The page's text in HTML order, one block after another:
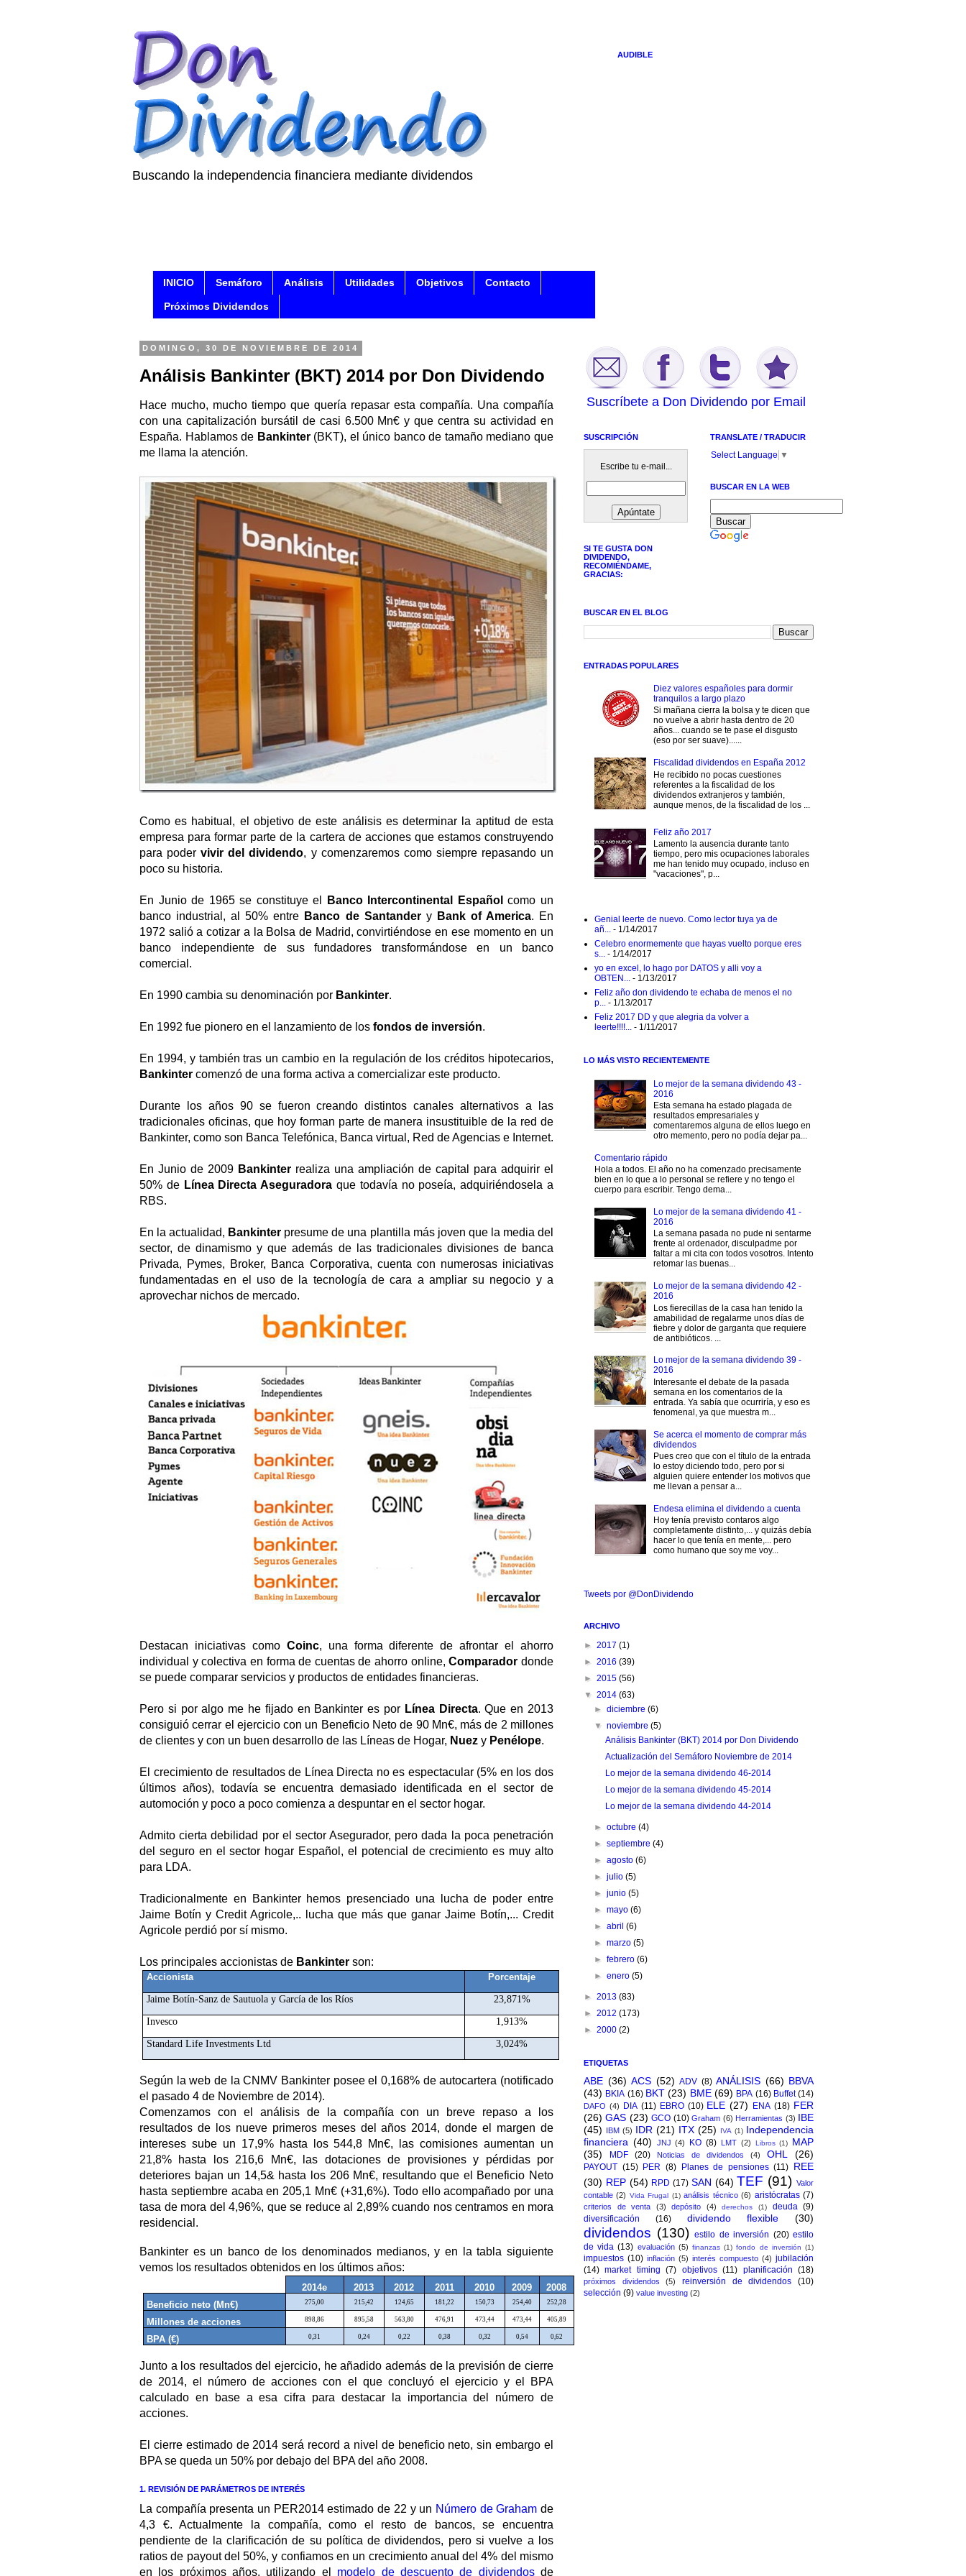
Buscando la independencia financiera mediante dividendos
AUDIBLE
INICIO Semáforo Análisis Utilidades Objetivos Contacto
Próximos Dividendos
DOMINGO, 30 DE NOVIEMBRE DE 2014
Análisis Bankinter (BKT) 2014 por Don Dividendo
Hace mucho, mucho tiempo que quería repasar esta compañía. Una compañía
con una capitalización bursátil de casi 6.500 Mn€ y que centra su actividad en
España. Hablamos de Bankinter(BKT), el único banco de tamaño mediano que
me llama la atención.
Como es habitual, el objetivo de este análisis es determinar la aptitud de esta
empresa para formar parte de la cartera de acciones que estamos construyendo
para podervivir del dividendo, y comenzaremos como siempre repasando un
poco su historia.
En Junio de 1965 se constituye el Banco Intercontinental Español como un
banco industrial, al 50% entre Banco de Santandery Bank of America. En
1972 salió a cotizar a la Bolsa de Madrid, convirtiéndose en ese momento en un
banco independiente de sus fundadores transformándose en un banco
comercial.
En 1990 cambia su denominación por Bankinter.
En 1992 fue pionero en el lanzamiento de los fondos de inversión.
En 1994, y también tras un cambio en la regulación de los créditos hipotecarios,
Bankinter comenzó de una forma activa a comercializar este producto.
Durante los años 90 se fueron creando distintos canales alternativos a las
tradicionales oficinas, que hoy forman parte de manera insustituible de la red de
Bankinter, como son Banca Telefónica, Banca virtual, Red de Agencias e Internet.
En Junio de 2009 Bankinter realiza una ampliación de capital para adquirir el
50% de Línea Directa Aseguradora que todavía no poseía, adquiriéndosela a
RBS.
En la actualidad, Bankinter presume de una plantilla más joven que la media del
sector, de dinamismo y que además de las tradicionales divisiones de banca
Privada, Pymes, Broker, Banca Corporativa, cuenta con numerosas iniciativas
fundamentadas en el uso de la tecnología de cara a ampliar su negocio y a
aprovechar nichos de mercado.
Destacan iniciativas como Coinc, una forma diferente de afrontar el ahorro
individual y colectiva en forma de cuentas de ahorro online,Comparador donde
se puede comparar servicios y productos de entidades financieras.
Pero si por algo me he fijado en Bankinter es por Línea Directa. Que en 2013
consiguió cerrar el ejercicio con un Beneficio Neto de 90 Mn€, más de 2 millones
de clientes y con un buen desarrollo de las Líneas de Hogar, Nuez y Penélope.
El crecimiento de resultados de Línea Directa no es espectacular (5% en los dos
últimos años), todavía se encuentra demasiado identificada en el sector de
automoción y poco a poco comienza a despuntar en el sector hogar.
Admito cierta debilidad por el sector Asegurador, pero dada la poca penetración
del seguro en el sector hogar Español, el potencial de crecimiento es muy alto
para LDA.
Tradicionalmente en Bankinter hemos presenciado una lucha de poder entre
Jaime Botín y Credit Agricole,.. lucha que más que ganar Jaime Botín,... Credit
Agricole perdió por sí mismo.
Los principales accionistas de Bankinter son:
Accionista Porcentaje
Jaime Botín-Sanz de Sautuola y García de los Ríos 23,871%
Invesco 1,913%
Standard Life Investments Ltd 3,024%
Según la web de la CNMV Bankinter posee el 0,168% de autocartera (notificado
el pasado 4 de Noviembre de 2014).
Comenzamos con el análisis de la compañía con un breve repaso a los
resultados de los nueve primeros meses del años 2014, donde el margen de
intereses sube un 17,9% hasta los 544,8 Mn€, las comisiones aumentan un
21,8% hasta los 216,6 Mn€, las dotaciones de provisiones y pérdidas por
deteriores bajan un 14,5& hasta los 206 Mn€, resultando que el Beneficio Neto
hasta septiembre acaba en 205,1 Mn€ (+31,6%). Todo ello acompañado por una
tasa de mora del 4,96%, que se reduce al 2,89% cuando nos centramos en mora
residencial.
Bankinter es un banco de los denominados medianos, y en la tabla siguiente
vemos los resultados obtenidos en los últimos años:
2014e 2013 2012 2011 2010 2009
2008
Beneficio neto (Mn€)
275,00 215,42 124,65 181,22 150,73 254,40 252,28
Millones de acciones 898,86 895,58 563,80 476,91 473,44 473,44 405,89
BPA (€) 0,31 0,24 0,22 0,38 0,32 0,54 0,62
Junto a los resultados del ejercicio, he añadido además de la previsión de cierre
de 2014, el número de acciones con el que concluyó el ejercicio y el BPA
calculado en base a esa cifra para destacar la importancia del número de
acciones.
El cierre estimado de 2014 será record a nivel de beneficio neto, sin embargo el
BPA se queda un 50% por debajo del BPA del año 2008.
1. REVISIÓN DE PARÁMETROS DE INTERÉS
La compañía presenta un PER2014 estimado de 22 y un Número de Graham de
4,3 €. Actualmente la compañía, como el resto de bancos, se encuentra
pendiente de la clarificación de su política de dividendos, pero si vuelve a los
ratios de payout del 50%, y confiamos en un crecimiento anual del 4% del mismo
en los próximos años, utilizando el modelo de descuento de dividendosde
Suscríbete a Don Dividendo por Email
SUSCRIPCIÓN
Escribe tu e-mail...
SI TE GUSTA DON
DIVIDENDO,
RECOMIÉNDAME,
GRACIAS:
TRANSLATE / TRADUCIR
Select Language ▼
BUSCAR EN LA WEB
BUSCAR EN EL BLOG
ENTRADAS POPULARES
Diez valores españoles para dormir
tranquilos a largo plazo
Si mañana cierra la bolsa y te dicen que
no vuelve a abrir hasta dentro de 20
años... cuando se te pase el disgusto
(eso por ser suave)......
Fiscalidad dividendos en España 2012
He recibido no pocas cuestiones
referentes a la fiscalidad de los
dividendos extranjeros y también,
aunque menos, de la fiscalidad de los ...
Feliz año 2017
Lamento la ausencia durante tanto
tiempo, pero mis ocupaciones laborales
me han tenido muy ocupado, incluso en
"vacaciones", p...
Genial leerte de nuevo. Como lector tuya ya de
añ... - 1/14/2017
Celebro enormemente que hayas vuelto porque eres
s... - 1/14/2017
yo en excel, lo hago por DATOS y alli voy a
OBTEN... - 1/13/2017
Feliz año don dividendo te echaba de menos el no
p... - 1/13/2017
Feliz 2017 DD y que alegria da volver a
leerte!!!!... - 1/11/2017
LO MÁS VISTO RECIENTEMENTE
Lo mejor de la semana dividendo 43 -
2016
Esta semana ha estado plagada de
resultados empresariales y
comentaremos alguna de ellos luego en
otro memento, pero no podía dejar pa...
Comentario rápido
Hola a todos. El año no ha comenzado precisamente
bien en lo que a lo personal se refiere y no tengo el
cuerpo para escribir. Tengo dema...
Lo mejor de la semana dividendo 41 -
2016
La semana pasada no pude ni sentarme
frente al ordenador, disculpadme por
faltar a mi cita con todos vosotros. Intento
retomar las buenas...
Lo mejor de la semana dividendo 42 -
2016
Los fierecillas de la casa han tenido la
amabilidad de regalarme unos días de
fiebre y dolor de garganta que requiere
de antibióticos. ...
Lo mejor de la semana dividendo 39 -
2016
Interesante el debate de la pasada
semana en los comentarios de la
entrada. Ya sabía que ocurriría, y eso es
fenomenal, ya que muestra m...
Se acerca el momento de comprar más
dividendos
Pues creo que con el título de la entrada
lo estoy diciendo todo, pero por si
alguien quiere entender los motivos que
me llevan a pensar a...
Endesa elimina el dividendo a cuenta
Hoy tenía previsto contaros algo
completamente distinto,... y quizás debía
hacer lo que tenía en mente,... pero
como humano que soy me voy...
Tweets por @DonDividendo
ARCHIVO
► 2017 (1)
► 2016 (39)
► 2015 (56)
▼ 2014 (63)
►diciembre(6)
▼noviembre(5)
Análisis Bankinter (BKT) 2014 por Don Dividendo
Actualización del Semáforo Noviembre de 2014
Lo mejor de la semana dividendo 46-2014
Lo mejor de la semana dividendo 45-2014
Lo mejor de la semana dividendo 44-2014
►octubre(4)
►septiembre(4)
►agosto(6)
►julio(5)
►junio(5)
►mayo(6)
►abril(6)
►marzo(5)
►febrero(6)
►enero(5)
► 2013 (83)
► 2012 (173)
► 2000 (2)
ETIQUETAS
ABE (36) ACS (52) ADV (8) ANÁLISIS (66) BBVA
(43) BKIA (16) BKT (23) BME (69) BPA (16) Buffet (14)
DAFO (4) DIA (11) EBRO (10) ELE (27) ENA (18) FER
(26) GAS (23) GCO (10) Graham (6) Herramientas (3) IBE
(45) IBM (5) IDR (21) ITX (25) IVA (1) Independencia
financiera (40) JNJ (4) KO (8) LMT (2) Libros (1)
MAP
(35)
MDF (20) Noticias de dividendos (4) OHL (26)
PAYOUT (15) PER (8) Planes de pensiones (11) REE
(30) REP (54) RPD (17) SAN (64) TEF (91) Valor
contable (2) Vida Frugal (1) análisis técnico (6) aristócratas (7)
criterios de venta (3) depósito (4) derechos (1) deuda (9)
diversificación
(16) dividendo flexible (30)
dividendos (130) estilo de inversión (20) estilo
de vida (13) evaluación (5) finanzas (1) fondo de inversión (1)
impuestos (10) inflación (5) interés compuesto (4) jubilación
(14) market timing (7) objetivos (11) planificación (18)
próximos dividendos (5) reinversión de dividendos
(10)
selección (9) value investing (2)